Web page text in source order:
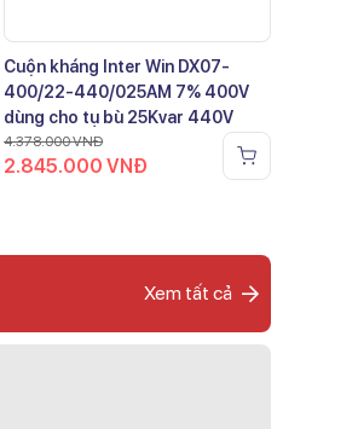
Cuộn kháng Inter Win DX07-
400/22-440/025AM 7% 400V
dùng cho tụ bù 25Kvar 440V
4.378.000VNĐ
2.845.000VNĐ
Xem tất cả